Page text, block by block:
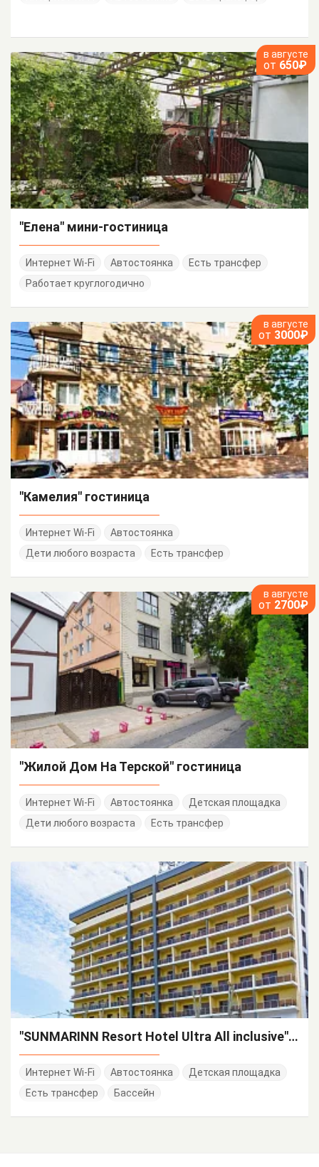
в августе
от 650₽
"Елена" мини-гостиница
Интернет Wi-Fi Автостоянка
Есть трансфер
Работает круглогодично
в августе
от 3000₽
"Камелия" гостиница
Интернет Wi-Fi
Автостоянка
Дети любого возраста
Есть трансфер
в августе
от 2700₽
"Жилой Дом На Терской" гостиница
Интернет Wi-Fi Автостоянка
Детская площадка
Дети любого возраста
Есть трансфер
"SUNMARINN Resort Hotel Ultra All inclusive" отель
Интернет Wi-Fi Автостоянка
Детская площадка
Есть трансфер
Бассейн